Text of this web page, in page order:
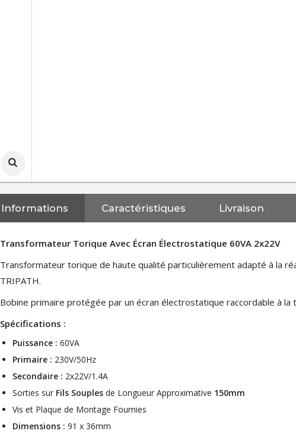
NEUTRIK NC3FXX Connecteur
Informations Caractéristiques Livraison
Transformateur Torique Avec Écran Électrostatique 60VA 2x22V
Transformateur torique de haute qualité particulièrement adapté à la
TRIPATH.
Bobine primaire protégée par un écran électrostatique raccordable à la
Spécifications :
Puissance :60VA
Primaire : 230V/50Hz
Secondaire : 2x22V/1.4A
Sorties sur Fils Souples de Longueur Approximative 150mm
Vis et Plaque de Montage Fournies
Dimensions :91 x 36mm